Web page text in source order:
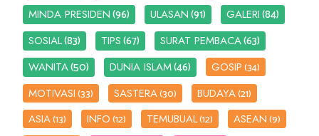
MINDA PRESIDEN(96) ULASAN(91) GALERI(84)
SOSIAL(83) TIPS(67) SURAT PEMBACA(63)
WANITA(50) DUNIA ISLAM(46) GOSIP(34)
MOTIVASI(33) SASTERA(30) BUDAYA(21)
ASIA(13) INFO(12) TEMUBUAL(12) ASEAN(9)